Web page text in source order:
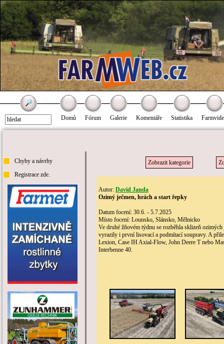
Domů Fórum Galerie Komentáře Statistika
Chyby a návrhy
Registrace zde.
Zobrazit kategorie
Autor: David Janda
Ozimý ječmen, hrách a start řepky
Datum focení: 30.6. - 5.7.2025
Místo focení: Lounsko, Slánsko, Mělnicko
Ve druhé žňovém týdnu se rozběhla sklizeň
vyrazily i první lisovací a podmítací soupravy. A
Lexion, Case IH Axial-Flow, John Deere T nebo
Interbenne 40.